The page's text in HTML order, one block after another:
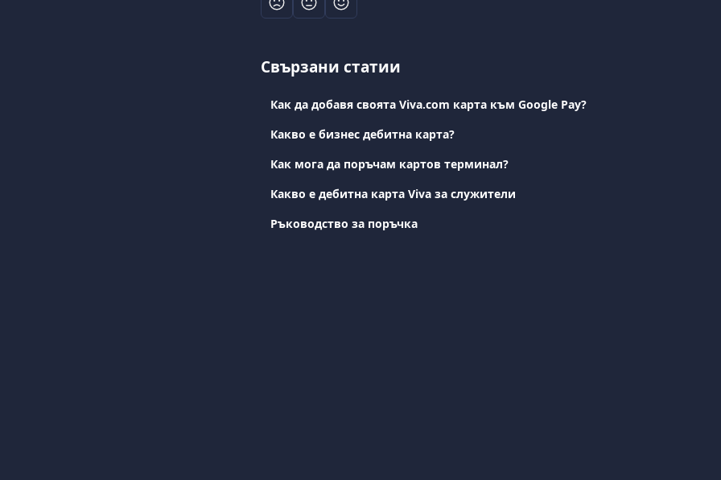
Свързани статии
Как да добавя своята Viva.com карта към Google Pay?
Какво е бизнес дебитна карта?
Как мога да поръчам картов терминал?
Какво е дебитна карта Viva за служители
Ръководство за поръчка